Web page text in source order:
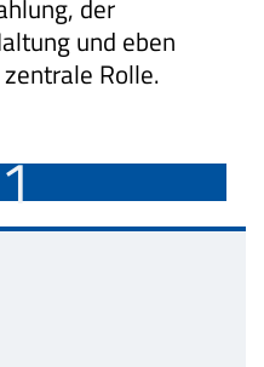
der
und eben
Rolle.
1